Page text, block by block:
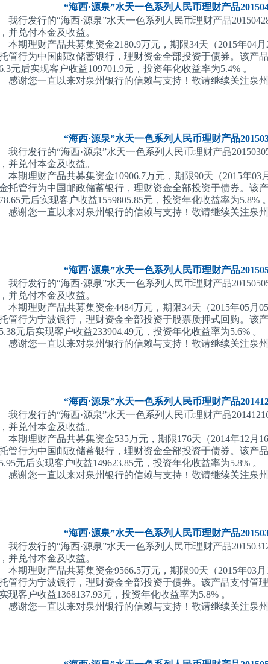
“海西·源泉”水天一色系列人民币理财产品
我行发行的“海西·源泉”水天一色系列人民币理财产品
并兑付本金及收益。
本期理财产品共募集资金2180.9万元，期限34天（2015年04
管行为中国邮政储蓄银行，理财资金全部投资于债券。该产
元后实现客户收益109701.9元，投资年化收益率为5.4% 。
感谢您一直以来对泉州银行的信赖与支持！敬请继续关注泉
“海西·源泉”水天一色系列人民币理财产品
我行发行的“海西·源泉”水天一色系列人民币理财产品
并兑付本金及收益。
本期理财产品共募集资金10906.7万元，期限90天（2015年03
托管行为中国邮政储蓄银行，理财资金全部投资于债券。该
元后实现客户收益1559805.85元，投资年化收益率为5.8% 。
感谢您一直以来对泉州银行的信赖与支持！敬请继续关注泉
“海西·源泉”水天一色系列人民币理财产品
我行发行的“海西·源泉”水天一色系列人民币理财产品
并兑付本金及收益。
本期理财产品共募集资金4484万元，期限34天（2015年05月
管行为宁波银行，理财资金全部投资于股票质押式回购。该
元后实现客户收益233904.49元，投资年化收益率为5.6% 。
感谢您一直以来对泉州银行的信赖与支持！敬请继续关注泉
“海西·源泉”水天一色系列人民币理财产品
我行发行的“海西·源泉”水天一色系列人民币理财产品
并兑付本金及收益。
本期理财产品共募集资金535万元，期限176天（2014年12月
管行为中国邮政储蓄银行，理财资金全部投资于债券。该产
元后实现客户收益149623.85元，投资年化收益率为5.8% 。
感谢您一直以来对泉州银行的信赖与支持！敬请继续关注泉
“海西·源泉”水天一色系列人民币理财产品
我行发行的“海西·源泉”水天一色系列人民币理财产品
并兑付本金及收益。
本期理财产品共募集资金9566.5万元，期限90天（2015年03
管行为宁波银行，理财资金全部投资于债券。该产品支付管
现客户收益1368137.93元，投资年化收益率为5.8% 。
感谢您一直以来对泉州银行的信赖与支持！敬请继续关注泉